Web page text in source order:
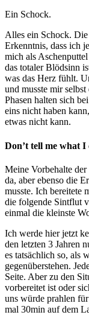
Ein Schock.
Alles ein Schock. Die
Erkenntnis, dass ich
mich als
das totaler Blödsinn
was das Herz fühlt.
und musste mir
Phasen halten sich
eins nicht haben
etwas nicht kann.
Don’t tell me what I
Meine Vorbehalte
da, aber ebenso die
musste. Ich bereitete
die folgende Sintflut
einmal die kleinste
Ich werde hier jetzt
den letzten 3 Jahren
es tatsächlich so, als
gegenüberstehen.
Seite. Aber zu den
vorbereitet ist oder
uns würde prahlen
mal 30min auf dem